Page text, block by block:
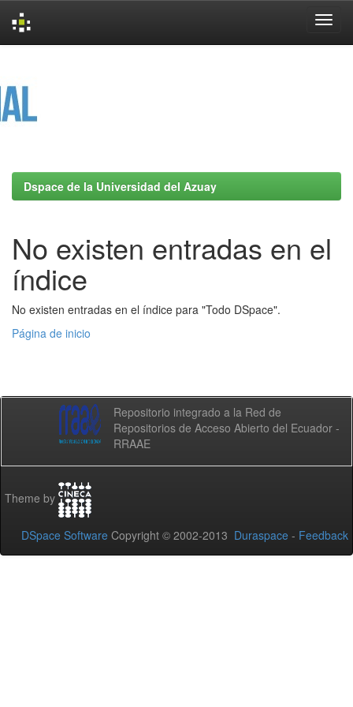
Dspace de la Universidad del Azuay
No existen entradas en el
índice
No existen entradas en el índice para "Todo DSpace".
Página de inicio
Repositorio integrado a la Red de
Repositorios de Acceso Abierto del Ecuador -
RRAAE
Theme by
DSpace Software Copyright © 2002-2013 Duraspace - Feedback